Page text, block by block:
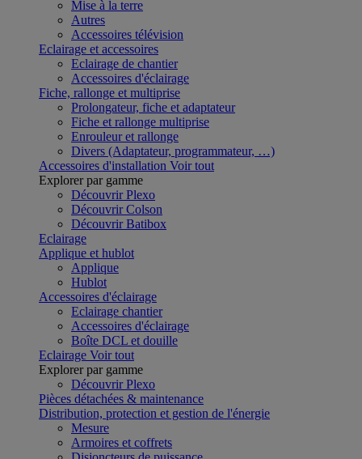
Mise à la terre
Autres
Accessoires télévision
Eclairage et accessoires
Eclairage de chantier
Accessoires d'éclairage
Fiche, rallonge et multiprise
Prolongateur, fiche et adaptateur
Fiche et rallonge multiprise
Enrouleur et rallonge
Divers (Adaptateur, programmateur, …)
Accessoires d'installation Voir tout
Explorer par gamme
Découvrir Plexo
Découvrir Colson
Découvrir Batibox
Eclairage
Applique et hublot
Applique
Hublot
Accessoires d'éclairage
Eclairage chantier
Accessoires d'éclairage
Boîte DCL et douille
Eclairage Voir tout
Explorer par gamme
Découvrir Plexo
Pièces détachées & maintenance
Distribution, protection et gestion de l'énergie
Mesure
Armoires et coffrets